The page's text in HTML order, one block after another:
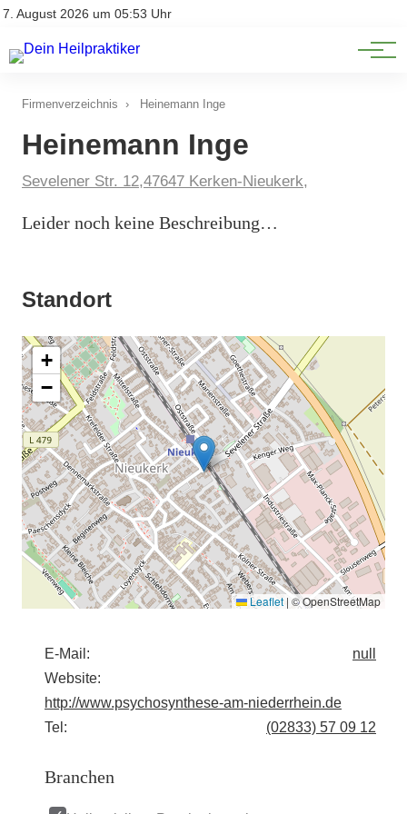
7. August 2026 um 05:53 Uhr
Impressum
Natürliche Medizin
Heilpflanzen & Kräuterkunde
Firmenverzeichnis › Heinemann Inge
Heinemann Inge
Sevelener Str. 12,47647 Kerken-Nieukerk,
Leider noch keine Beschreibung…
Standort
+
−
Leaflet | © OpenStreetMap
E-Mail:
null
Website:
http://www.psychosynthese-am-niederrhein.de
Tel:
(02833) 57 09 12
Branchen